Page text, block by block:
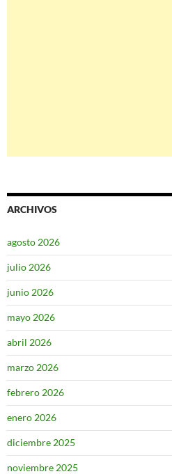
ARCHIVOS
agosto 2026
julio 2026
junio 2026
mayo 2026
abril 2026
marzo 2026
febrero 2026
enero 2026
diciembre 2025
noviembre 2025